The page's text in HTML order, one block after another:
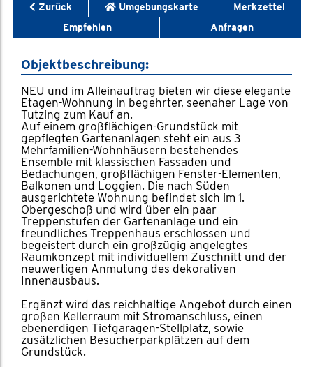
Zurück Umgebungskarte
Merkzettel
Empfehlen
Anfragen
Objektbeschreibung:
NEU und im Alleinauftrag bieten wir diese elegante
Etagen-Wohnung in begehrter, seenaher Lage von
Tutzing zum Kauf an.
Auf einem großflächigen-Grundstück mit
gepflegten Gartenanlagen steht ein aus 3
Mehrfamilien-Wohnhäusern bestehendes
Ensemble mit klassischen Fassaden und
Bedachungen, großflächigen Fenster-Elementen,
Balkonen und Loggien. Die nach Süden
ausgerichtete Wohnung befindet sich im 1.
Obergeschoß und wird über ein paar
Treppenstufen der Gartenanlage und ein
freundliches Treppenhaus erschlossen und
begeistert durch ein großzügig angelegtes
Raumkonzept mit individuellem Zuschnitt und der
neuwertigen Anmutung des dekorativen
Innenausbaus.
Ergänzt wird das reichhaltige Angebot durch einen
großen Kellerraum mit Stromanschluss, einen
ebenerdigen Tiefgaragen-Stellplatz, sowie
zusätzlichen Besucherparkplätzen auf dem
Grundstück.